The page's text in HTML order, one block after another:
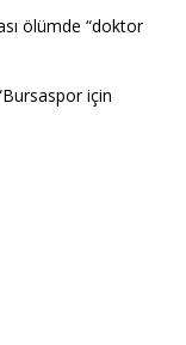
ölümde “doktor
için